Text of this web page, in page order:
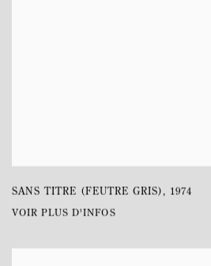
SANS TITRE (FEUTRE GRIS) , 1974
VOIR PLUS D'INFOS